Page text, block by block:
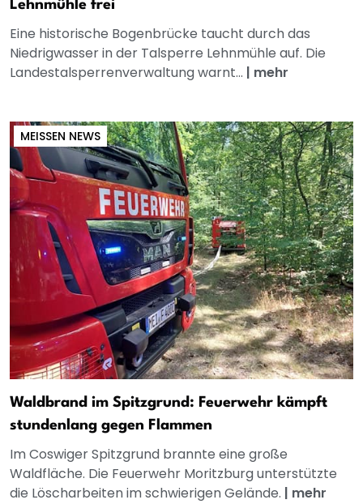
Lehnmühle frei
Eine historische Bogenbrücke taucht durch das
Niedrigwasser in der Talsperre Lehnmühle auf. Die
Landestalsperrenverwaltung warnt... | mehr
MEISSEN NEWS
Waldbrand im Spitzgrund: Feuerwehr kämpft
stundenlang gegen Flammen
Im Coswiger Spitzgrund brannte eine große
Waldfläche. Die Feuerwehr Moritzburg unterstützte
die Löscharbeiten im schwierigen Gelände. | mehr